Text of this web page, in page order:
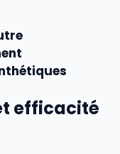
efficacité